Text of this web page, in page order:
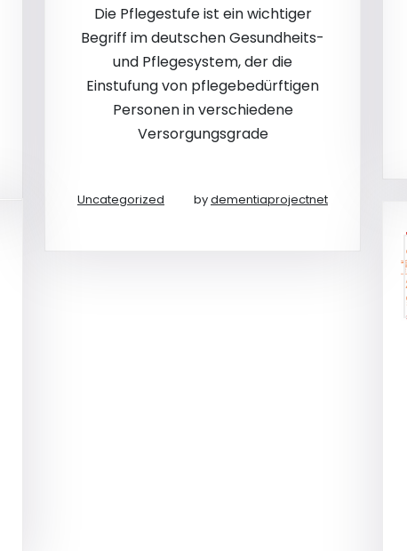
Die Pflegestufe ist ein wichtiger
Begriff im deutschen Gesundheits-
und Pflegesystem, der die
Einstufung von pflegebedürftigen
Personen in verschiedene
Versorgungsgrade
Uncategorized bydementiaprojectnet